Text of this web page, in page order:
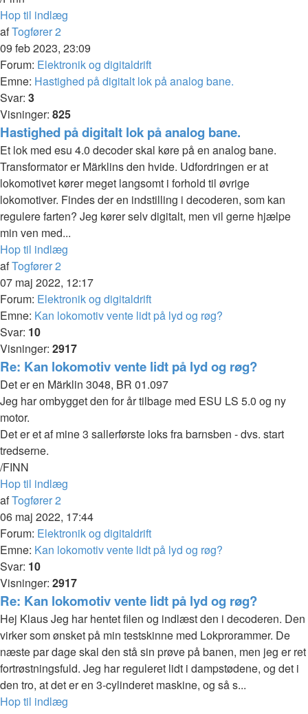
Hop til indlæg
afTogfører 2
09 feb 2023, 23:09
Forum: Elektronik og digitaldrift
Emne: Hastighed på digitalt lok på analog bane.
Svar: 3
Visninger: 825
Hastighed på digitalt lok på analog bane.
Et lok med esu 4.0 decoder skal køre på en analog bane.
Transformator er Märklins den hvide. Udfordringen er at
lokomotivet kører meget langsomt i forhold til øvrige
lokomotiver. Findes der en indstilling i decoderen, som kan
regulere farten? Jeg kører selv digitalt, men vil gerne hjælpe
min ven med...
Hop til indlæg
afTogfører 2
07 maj 2022, 12:17
Forum: Elektronik og digitaldrift
Emne: Kan lokomotiv vente lidt på lyd og røg?
Svar: 10
Visninger: 2917
Re: Kan lokomotiv vente lidt på lyd og røg?
Det er en Märklin 3048, BR 01.097
Jeg har ombygget den for år tilbage med ESU LS 5.0 og ny
motor.
Det er et af mine 3 sallerførste loks fra barnsben - dvs. start
tredserne.
/FINN
Hop til indlæg
afTogfører 2
06 maj 2022, 17:44
Forum: Elektronik og digitaldrift
Emne: Kan lokomotiv vente lidt på lyd og røg?
Svar: 10
Visninger: 2917
Re: Kan lokomotiv vente lidt på lyd og røg?
Hej Klaus Jeg har hentet filen og indlæst den i decoderen. Den
virker som ønsket på min testskinne med Lokprorammer. De
næste par dage skal den stå sin prøve på banen, men jeg er ret
fortrøstningsfuld. Jeg har reguleret lidt i dampstødene, og det i
den tro, at det er en 3-cylinderet maskine, og så s...
Hop til indlæg